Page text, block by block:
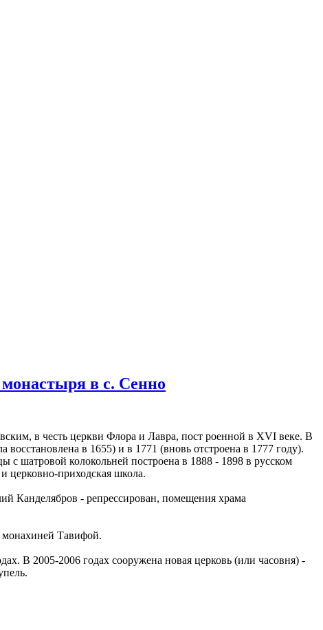
в с. Сенно
в честь церкви Флора и Лавра, пост роенной в XVI веке. В
в 1655) и в 1771 (вновь отстроена в 1777 году).
шатровой колокольней построена в 1888 - 1898 в русском
церковно-приходская школа.
Канделябров - репрессирован, помещения храма
монахиней Тавифой.
В 2005-2006 годах сооружена новая церковь (или часовня) -